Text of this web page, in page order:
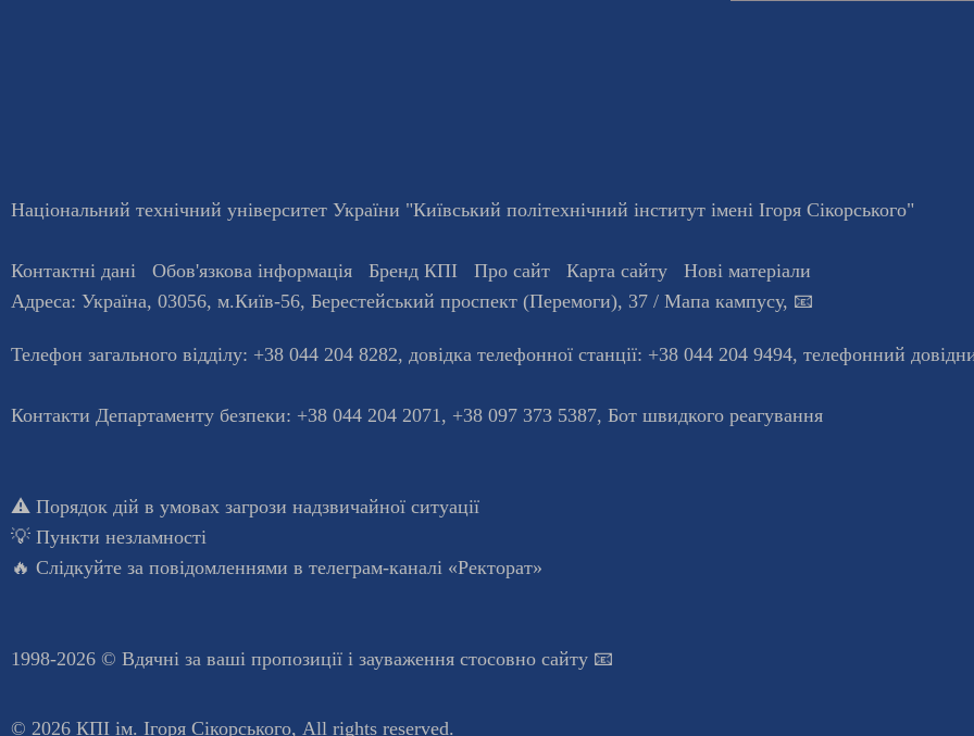
Національний технічний університет України "Київський політехнічний інститут імені Ігоря Сікорського"
Контактні дані Обов'язкова інформація Бренд КПІ Про сайт Карта сайту
Нові матеріали
Адреса: Україна, 03056, м.Київ-56, Берестейський проспект (Перемоги), 37 / Мапа кампусу, 📧
Телефон загального відділу: +38 044 204 8282, довiдка телефонної станцiї: +38 044 204 9494, телефонний
Контакти Департаменту безпеки: +38 044 204 2071, +38 097 373 5387, Бот швидкого реагування
⚠️ Порядок дій в умовах загрози надзвичайної ситуації
💡 Пункти незламності
🔥 Слідкуйте за повідомленнями в телеграм-каналі «Ректорат»
1998-2026 © Вдячні за ваші пропозиції і зауваження стосовно сайту 📧
© 2026 КПІ ім. Ігоря Сікорського, All rights reserved.